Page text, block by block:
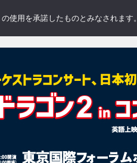
使用を承諾したものとみなされます。